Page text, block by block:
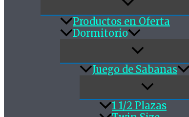
Productos en Oferta
Dormitorio
Juego de Sabanas
1 1/2 Plazas